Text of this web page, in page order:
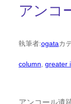
アンコ
執筆者:ogataカ
column greater
アンコール遺